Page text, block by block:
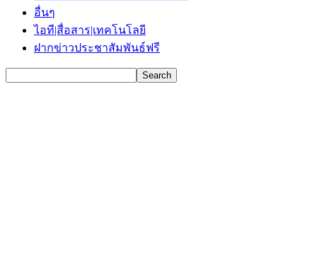
อื่นๆ
ไอที|สื่อสาร|เทคโนโลยี
ฝากข่าวประชาสัมพันธ์ฟรี